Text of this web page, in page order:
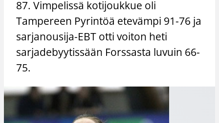
87. Vimpelissä kotijoukkue oli
Tampereen Pyrintöä etevämpi 91-76 ja
sarjanousija-EBT otti voiton heti
sarjadebyytissään Forssasta luvuin 66-
75.